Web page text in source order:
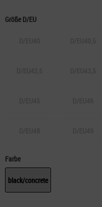
Größe D/EU
Farbe
black/concrete